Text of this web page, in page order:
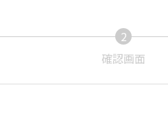
2
確認画面